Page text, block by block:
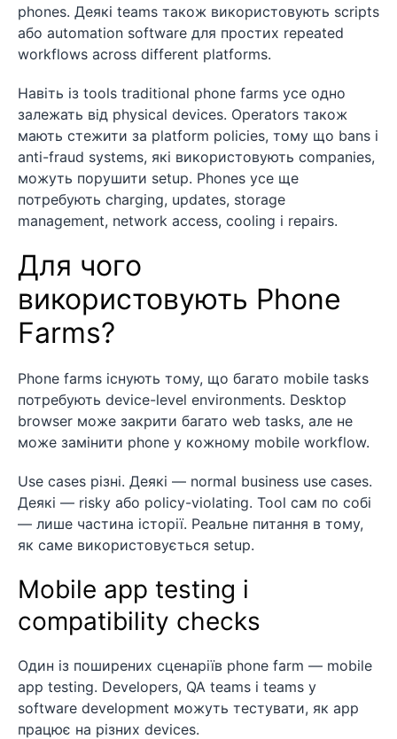
phones. Деякі teams також використовують scripts
або automation software для простих repeated
workflows across different platforms.
Навіть із tools traditional phone farms усе одно
залежать від physical devices. Operators також
мають стежити за platform policies, тому що bans і
anti-fraud systems, які використовують companies,
можуть порушити setup. Phones усе ще
потребують charging, updates, storage
management, network access, cooling і repairs.
Для чого
використовують Phone
Farms?
Phone farms існують тому, що багато mobile tasks
потребують device-level environments. Desktop
browser може закрити багато web tasks, але не
може замінити phone у кожному mobile workflow.
Use cases різні. Деякі — normal business use cases.
Деякі — risky або policy-violating. Tool сам по собі
— лише частина історії. Реальне питання в тому,
як саме використовується setup.
Mobile app testing і
compatibility checks
Один із поширених сценаріїв phone farm — mobile
app testing. Developers, QA teams і teams у
software development можуть тестувати, як app
працює на різних devices.